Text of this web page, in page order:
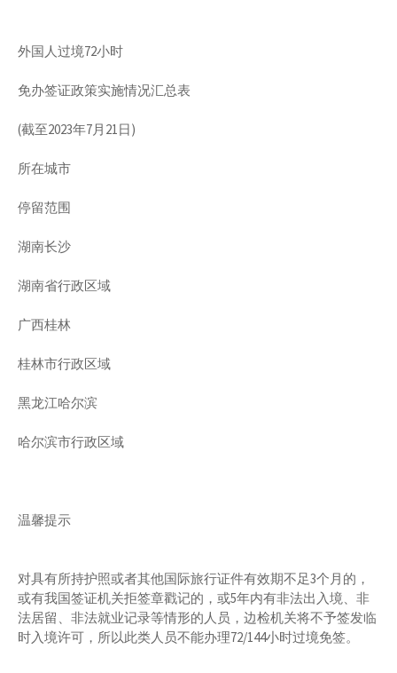
外国人过境72小时
免办签证政策实施情况汇总表
(截至2023年7月21日)
所在城市
停留范围
湖南长沙
湖南省行政区域
广西桂林
桂林市行政区域
黑龙江哈尔滨
哈尔滨市行政区域
温馨提示
对具有所持护照或者其他国际旅行证件有效期不足3个月的，
或有我国签证机关拒签章戳记的，或5年内有非法出入境、非
法居留、非法就业记录等情形的人员，边检机关将不予签发临
时入境许可，所以此类人员不能办理72/144小时过境免签。